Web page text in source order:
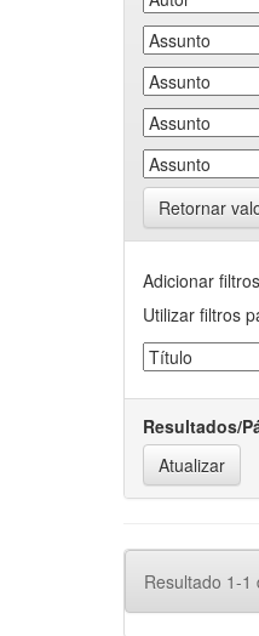
Retornar
Adicionar
Utilizar filtros
Resultados/
Resultado 1-1